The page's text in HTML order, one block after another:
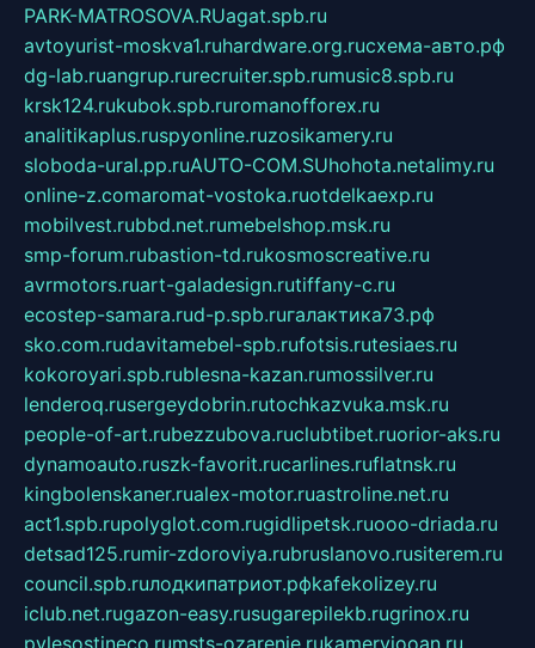
PARK-MATROSOVA.RUagat.spb.ru
avtoyurist-moskva1.ruhardware.org.ruсхема-авто.рф
dg-lab.ruangrup.rurecruiter.spb.rumusic8.spb.ru
krsk124.rukubok.spb.ruromanofforex.ru
analitikaplus.ruspyonline.ruzosikamery.ru
sloboda-ural.pp.ruAUTO-COM.SUhohota.netalimy.ru
online-z.comaromat-vostoka.ruotdelkaexp.ru
mobilvest.rubbd.net.rumebelshop.msk.ru
smp-forum.rubastion-td.rukosmoscreative.ru
avrmotors.ruart-galadesign.rutiffany-c.ru
ecostep-samara.rud-p.spb.ruгалактика73.рф
sko.com.rudavitamebel-spb.rufotsis.rutesiaes.ru
kokoroyari.spb.rublesna-kazan.rumossilver.ru
lenderoq.rusergeydobrin.rutochkazvuka.msk.ru
people-of-art.rubezzubova.ruclubtibet.ruorior-aks.ru
dynamoauto.ruszk-favorit.rucarlines.ruflatnsk.ru
kingbolenskaner.rualex-motor.ruastroline.net.ru
act1.spb.rupolyglot.com.rugidlipetsk.ruooo-driada.ru
detsad125.rumir-zdoroviya.rubruslanovo.rusiterem.ru
council.spb.ruлодкипатриот.рфkafekolizey.ru
iclub.net.rugazon-easy.rusugarepilekb.rugrinox.ru